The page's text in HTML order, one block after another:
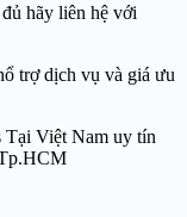
hãy liên hệ với
trợ dịch vụ và giá ưu
Tại Việt Nam uy tín